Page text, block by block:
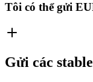
Tôi có thể gửi
Gửi các